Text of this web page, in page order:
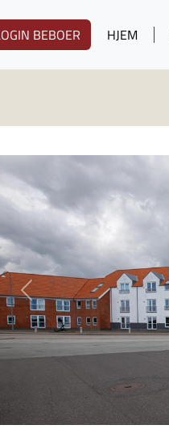
BEBOER
HJEM
Previous